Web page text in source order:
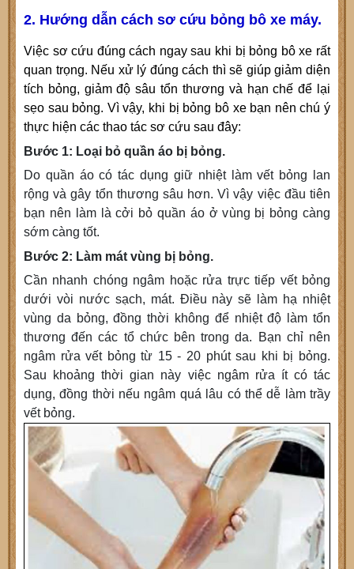
2. Hướng dẫn cách sơ cứu bỏng bô xe máy.
Việc sơ cứu đúng cách ngay sau khi bị bỏng bô xe rất
quan trọng. Nếu xử lý đúng cách thì sẽ giúp giảm diện
tích bỏng, giảm độ sâu tổn thương và hạn chế để lại
sẹo sau bỏng. Vì vậy, khi bị bỏng bô xe bạn nên chú ý
thực hiện các thao tác sơ cứu sau đây:
Bước 1: Loại bỏ quần áo bị bỏng.
Do quần áo có tác dụng giữ nhiệt làm vết bỏng lan
rộng và gây tổn thương sâu hơn. Vì vậy việc đầu tiên
bạn nên làm là cởi bỏ quần áo ở vùng bị bỏng càng
sớm càng tốt.
Bước 2: Làm mát vùng bị bỏng.
Cần nhanh chóng ngâm hoặc rửa trực tiếp vết bỏng
dưới vòi nước sạch, mát. Điều này sẽ làm hạ nhiệt
vùng da bỏng, đồng thời không để nhiệt độ làm tổn
thương đến các tổ chức bên trong da. Bạn chỉ nên
ngâm rửa vết bỏng từ 15 - 20 phút sau khi bị bỏng.
Sau khoảng thời gian này việc ngâm rửa ít có tác
dụng, đồng thời nếu ngâm quá lâu có thể dễ làm trầy
vết bỏng.